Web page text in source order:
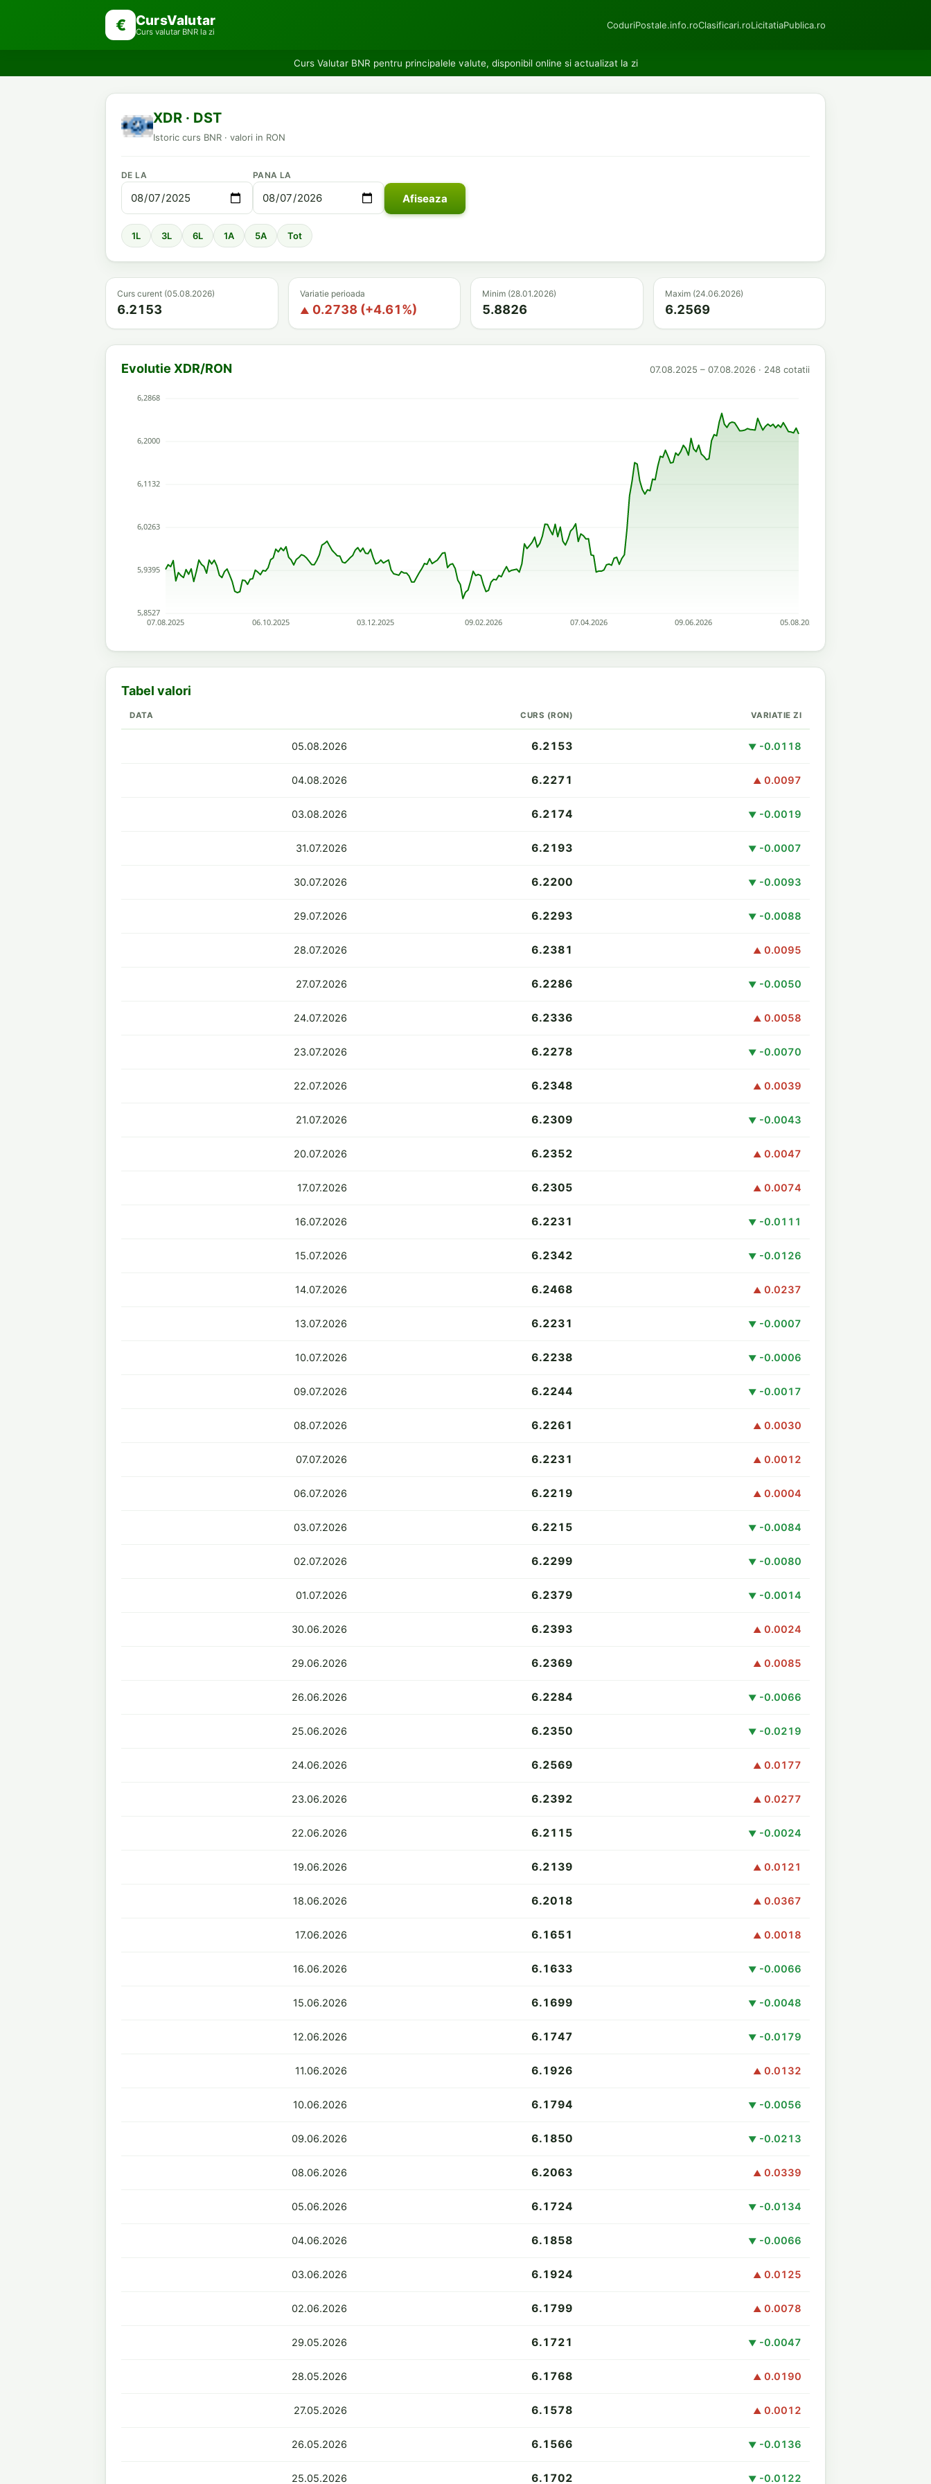
€ CursValutar
Curs valutar BNR la zi
CoduriPostale.info.roClasificari.roLicitatiaPublica.ro
Curs Valutar BNR pentru principalele valute, disponibil online si actualizat la zi
XDR · DST
Istoric curs BNR · valori in RON
DE LA PANA LA
Afiseaza
1L 3L 6L 1A 5A Tot
Curs curent (05.08.2026)
6.2153
Variatie perioada
▲ 0.2738 (+4.61%)
Minim (28.01.2026)
5.8826
Maxim (24.06.2026)
6.2569
Evolutie XDR/RON 07.08.2025 – 07.08.2026 · 248 cotatii
Tabel valori
DATA CURS (RON) VARIATIE ZI
05.08.2026 6.2153 ▼ -0.0118
04.08.2026 6.2271 ▲ 0.0097
03.08.2026 6.2174 ▼ -0.0019
31.07.2026 6.2193 ▼ -0.0007
30.07.2026 6.2200 ▼ -0.0093
29.07.2026 6.2293 ▼ -0.0088
28.07.2026 6.2381 ▲ 0.0095
27.07.2026 6.2286 ▼ -0.0050
24.07.2026 6.2336 ▲ 0.0058
23.07.2026 6.2278 ▼ -0.0070
22.07.2026 6.2348 ▲ 0.0039
21.07.2026 6.2309 ▼ -0.0043
20.07.2026 6.2352 ▲ 0.0047
17.07.2026 6.2305 ▲ 0.0074
16.07.2026 6.2231 ▼ -0.0111
15.07.2026 6.2342 ▼ -0.0126
14.07.2026 6.2468 ▲ 0.0237
13.07.2026 6.2231 ▼ -0.0007
10.07.2026 6.2238 ▼ -0.0006
09.07.2026 6.2244 ▼ -0.0017
08.07.2026 6.2261 ▲ 0.0030
07.07.2026 6.2231 ▲ 0.0012
06.07.2026 6.2219 ▲ 0.0004
03.07.2026 6.2215 ▼ -0.0084
02.07.2026 6.2299 ▼ -0.0080
01.07.2026 6.2379 ▼ -0.0014
30.06.2026 6.2393 ▲ 0.0024
29.06.2026 6.2369 ▲ 0.0085
26.06.2026 6.2284 ▼ -0.0066
25.06.2026 6.2350 ▼ -0.0219
24.06.2026 6.2569 ▲ 0.0177
23.06.2026 6.2392 ▲ 0.0277
22.06.2026 6.2115 ▼ -0.0024
19.06.2026 6.2139 ▲ 0.0121
18.06.2026 6.2018 ▲ 0.0367
17.06.2026 6.1651 ▲ 0.0018
16.06.2026 6.1633 ▼ -0.0066
15.06.2026 6.1699 ▼ -0.0048
12.06.2026 6.1747 ▼ -0.0179
11.06.2026 6.1926 ▲ 0.0132
10.06.2026 6.1794 ▼ -0.0056
09.06.2026 6.1850 ▼ -0.0213
08.06.2026 6.2063 ▲ 0.0339
05.06.2026 6.1724 ▼ -0.0134
04.06.2026 6.1858 ▼ -0.0066
03.06.2026 6.1924 ▲ 0.0125
02.06.2026 6.1799 ▲ 0.0078
29.05.2026 6.1721 ▼ -0.0047
28.05.2026 6.1768 ▲ 0.0190
27.05.2026 6.1578 ▲ 0.0012
26.05.2026 6.1566 ▼ -0.0136
25.05.2026 6.1702 ▼ -0.0122